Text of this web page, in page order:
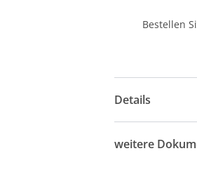
Bestellen
Details
weitere